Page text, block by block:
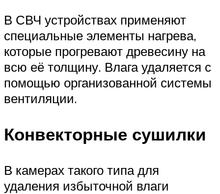
В СВЧ устройствах применяют
специальные элементы нагрева,
которые прогревают древесину на
всю её толщину. Влага удаляется с
помощью организованной системы
вентиляции.
Конвекторные сушилки
В камерах такого типа для
удаления избыточной влаги